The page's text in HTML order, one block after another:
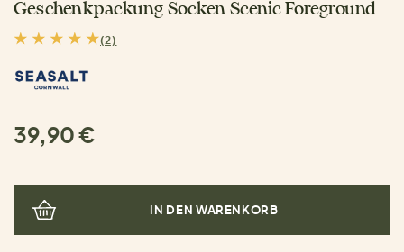
Geschenkpackung Socken Scenic Foreground
(2)
39,90 €
IN DEN WARENKORB